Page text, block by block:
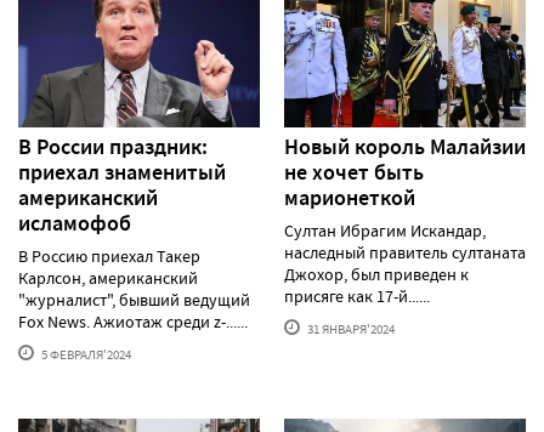
В России праздник:
приехал знаменитый
американский
исламофоб
В Россию приехал Такер
Карлсон, американский
"журналист", бывший ведущий
Fox News. Ажиотаж среди z-......
5 ФЕВРАЛЯ'2024
Новый король Малайзии
не хочет быть
марионеткой
Султан Ибрагим Искандар,
наследный правитель султаната
Джохор, был приведен к
присяге как 17-й......
31 ЯНВАРЯ'2024